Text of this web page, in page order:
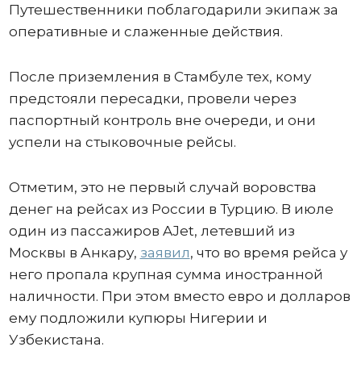
Путешественники поблагодарили экипаж за
оперативные и слаженные действия.
После приземления в Стамбуле тех, кому
предстояли пересадки, провели через
паспортный контроль вне очереди, и они
успели на стыковочные рейсы.
Отметим, это не первый случай воровства
денег на рейсах из России в Турцию. В июле
один из пассажиров AJet, летевший из
Москвы в Анкару, заявил, что во время рейса у
него пропала крупная сумма иностранной
наличности. При этом вместо евро и долларов
ему подложили купюры Нигерии и
Узбекистана.